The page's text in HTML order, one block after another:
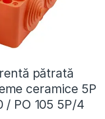
pătrată
ceramice 5P
/ PO 105 5P/4